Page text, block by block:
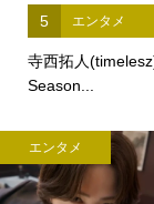
5 エンタメ
寺西拓人
Season...
エンタメ